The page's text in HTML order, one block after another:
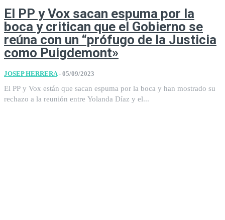
El PP y Vox sacan espuma por la
boca y critican que el Gobierno se
reúna con un “prófugo de la Justicia
como Puigdemont»
JOSEP HERRERA - 05/09/2023
El PP y Vox están que sacan espuma por la boca y han mostrado su
rechazo a la reunión entre Yolanda Díaz y el...